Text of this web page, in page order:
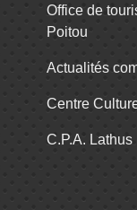
Office de
Poitou
Actualités
Centre
C.P.A. Lathus